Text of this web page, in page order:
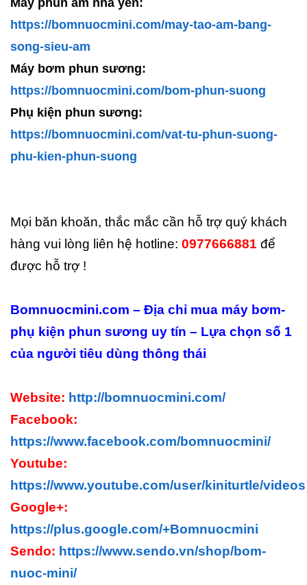
https://bomnuocmini.com/may-tao-am-bang-
song-sieu-am
Máy bơm phun sương:
https://bomnuocmini.com/bom-phun-suong
Phụ kiện phun sương:
https://bomnuocmini.com/vat-tu-phun-suong-
phu-kien-phun-suong
Mọi băn khoăn, thắc mắc cần hỗ trợ quý khách
hàng vui lòng liên hệ hotline: 0977666881 để
được hỗ trợ !
Bomnuocmini.com – Địa chỉ mua máy bơm-
phụ kiện phun sương uy tín – Lựa chọn số 1
của người tiêu dùng thông thái
Website: http://bomnuocmini.com/
Facebook:
https://www.facebook.com/bomnuocmini/
Youtube:
https://www.youtube.com/user/kiniturtle/videos
Google+:
https://plus.google.com/+Bomnuocmini
Sendo: https://www.sendo.vn/shop/bom-
nuoc-mini/